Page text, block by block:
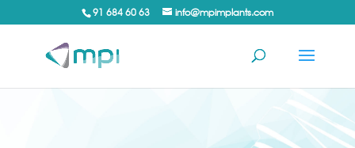
91 684 60 63 info@mpimplants.com